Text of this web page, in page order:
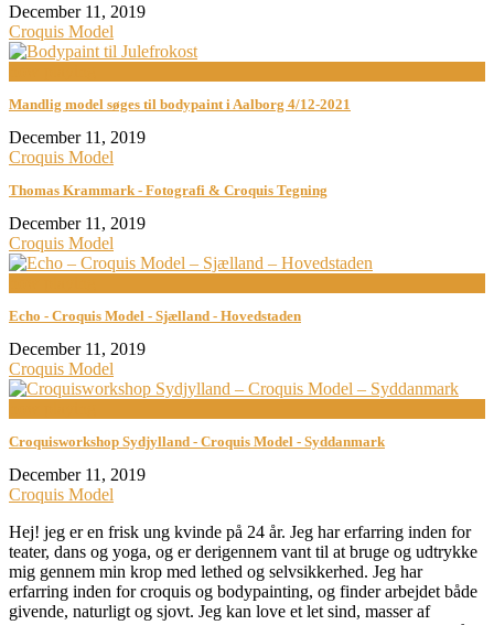
December 11, 2019
Croquis Model
Mandlig model søges til bodypaint i Aalborg 4/12-2021
December 11, 2019
Croquis Model
Thomas Krammark - Fotografi & Croquis Tegning
December 11, 2019
Croquis Model
Echo - Croquis Model - Sjælland - Hovedstaden
December 11, 2019
Croquis Model
Croquisworkshop Sydjylland - Croquis Model - Syddanmark
December 11, 2019
Croquis Model
Hej! jeg er en frisk ung kvinde på 24 år. Jeg har erfarring inden for
teater, dans og yoga, og er derigennem vant til at bruge og udtrykke
mig gennem min krop med lethed og selvsikkerhed. Jeg har
erfarring inden for croquis og bodypainting, og finder arbejdet både
givende, naturligt og sjovt. Jeg kan love et let sind, masser af